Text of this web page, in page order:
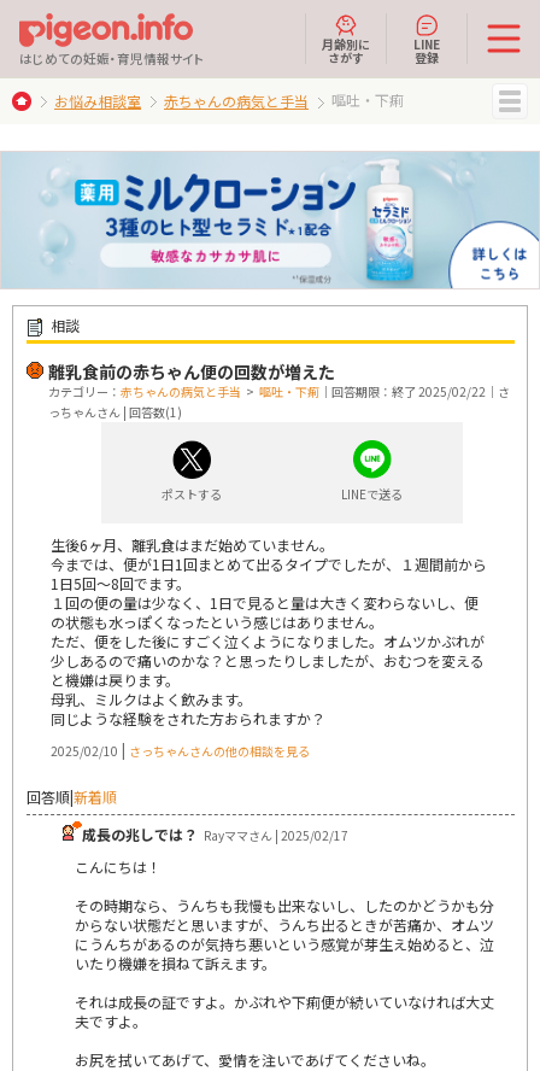
はじめての妊娠・育児情報サイト
月齢別に
さがす
LINE
登録
お悩み相談室 赤ちゃんの病気と手当 嘔吐・下痢
相談
離乳食前の赤ちゃん便の回数が増えた
カテゴリー： 赤ちゃんの病気と手当 > 嘔吐・下痢 ｜回答期限：終了 2025/02/22｜さ
っちゃんさん | 回答数(1)
ポストする LINEで送る
生後6ヶ月、離乳食はまだ始めていません。
今までは、便が1日1回まとめて出るタイプでしたが、１週間前から
1日5回〜8回でます。
１回の便の量は少なく、1日で見ると量は大きく変わらないし、便
の状態も水っぽくなったという感じはありません。
ただ、便をした後にすごく泣くようになりました。オムツかぶれが
少しあるので痛いのかな？と思ったりしましたが、おむつを変える
と機嫌は戻ります。
母乳、ミルクはよく飲みます。
同じような経験をされた方おられますか？
2025/02/10 | さっちゃんさんの他の相談を見る
回答順|新着順
成長の兆しでは？ Rayママさん | 2025/02/17
こんにちは！
その時期なら、うんちも我慢も出来ないし、したのかどうかも分
からない状態だと思いますが、うんち出るときが苦痛か、オムツ
にうんちがあるのが気持ち悪いという感覚が芽生え始めると、泣
いたり機嫌を損ねて訴えます。
それは成長の証ですよ。かぶれや下痢便が続いていなければ大丈
夫ですよ。
お尻を拭いてあげて、愛情を注いであげてくださいね。